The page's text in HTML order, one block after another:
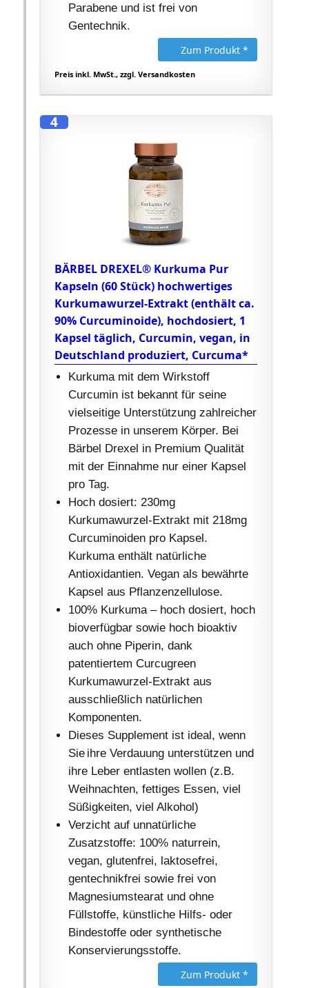
Parabene und ist frei von
Gentechnik.
Zum Produkt *
Preis inkl. MwSt., zzgl. Versandkosten
4
BÄRBEL DREXEL® Kurkuma Pur
Kapseln (60 Stück) hochwertiges
Kurkumawurzel-Extrakt (enthält ca.
90% Curcuminoide), hochdosiert, 1
Kapsel täglich, Curcumin, vegan, in
Deutschland produziert, Curcuma*
Kurkuma mit dem Wirkstoff
Curcumin ist bekannt für seine
vielseitige Unterstützung zahlreicher
Prozesse in unserem Körper. Bei
Bärbel Drexel in Premium Qualität
mit der Einnahme nur einer Kapsel
pro Tag.
Hoch dosiert: 230mg
Kurkumawurzel-Extrakt mit 218mg
Curcuminoiden pro Kapsel.
Kurkuma enthält natürliche
Antioxidantien. Vegan als bewährte
Kapsel aus Pflanzenzellulose.
100% Kurkuma – hoch dosiert, hoch
bioverfügbar sowie hoch bioaktiv
auch ohne Piperin, dank
patentiertem Curcugreen
Kurkumawurzel-Extrakt aus
ausschließlich natürlichen
Komponenten.
Dieses Supplement ist ideal, wenn
Sie ihre Verdauung unterstützen und
ihre Leber entlasten wollen (z.B.
Weihnachten, fettiges Essen, viel
Süßigkeiten, viel Alkohol)
Verzicht auf unnatürliche
Zusatzstoffe: 100% naturrein,
vegan, glutenfrei, laktosefrei,
gentechnikfrei sowie frei von
Magnesiumstearat und ohne
Füllstoffe, künstliche Hilfs- oder
Bindestoffe oder synthetische
Konservierungsstoffe.
Zum Produkt *